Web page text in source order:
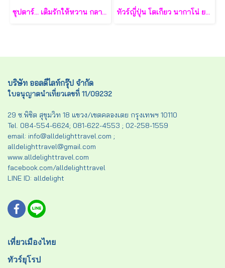
ซุปตาร์... เติมรักให้หวาน กลางเกาะฟูก๊วก 3 วัน 2 คืน - VZ ทัวร์ญี่ปุ่น โตเกียว นากาโน่ ยามานาชิ 7 วัน - TG
บริษัท ออลดีไลท์กรุ๊ป จำกัด
ใบอนุญาตนำเที่ยวเลขที่ 11/09232
29 ซ.พิชิต สุขุมวิท 18 แขวง/เขตคลองเตย กรุงเทพฯ 10110
Tel. 084-554-6624; 081-622-4553 ; 02-258-1559
email: info@alldelighttravel.com ;
alldelighttravel@gmail.com
www.alldelighttravel.com
facebook.com/alldelighttravel
LINE ID: alldelight
เที่ยวเมืองไทย
ทัวร์ยุโรป